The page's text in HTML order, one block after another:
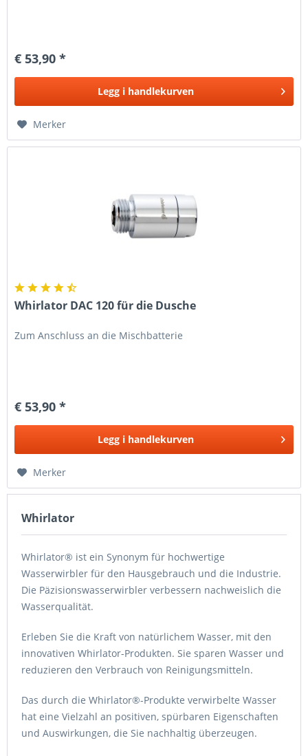
€ 53,90 *
Legg i handlekurven
Merker
Whirlator DAC 120 für die Dusche
Zum Anschluss an die Mischbatterie
€ 53,90 *
Legg i handlekurven
Merker
Whirlator
Whirlator® ist ein Synonym für hochwertige
Wasserwirbler für den Hausgebrauch und die Industrie.
Die Päzisionswasserwirbler verbessern nachweislich die
Wasserqualität.
Erleben Sie die Kraft von natürlichem Wasser, mit den
innovativen Whirlator-Produkten. Sie sparen Wasser und
reduzieren den Verbrauch von Reinigungsmitteln.
Das durch die Whirlator®-Produkte verwirbelte Wasser
hat eine Vielzahl an positiven, spürbaren Eigenschaften
und Auswirkungen, die Sie nachhaltig überzeugen.